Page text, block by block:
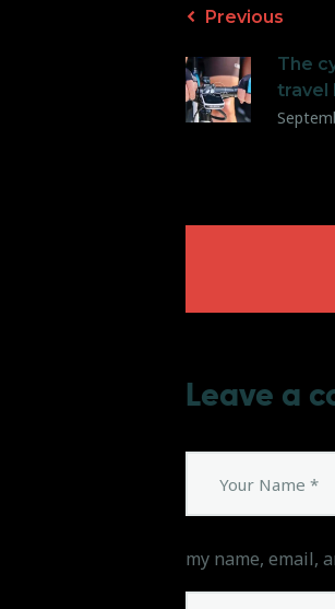
Post
Previous
The
travel
Leave a
my name, email,